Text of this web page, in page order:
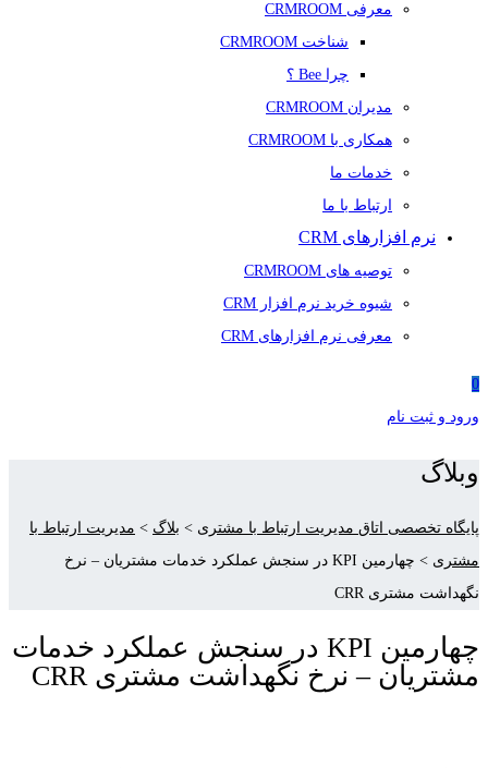
معرفی CRMROOM
شناخت CRMROOM
چرا Bee ؟
مدیران CRMROOM
همکاری با CRMROOM
خدمات ما
ارتباط با ما
نرم افزارهای CRM
توصیه های CRMROOM
شیوه خرید نرم افزار CRM
معرفی نرم افزارهای CRM
0
ورود و ثبت نام
وبلاگ
پایگاه تخصصی اتاق مدیریت ارتباط با مشتری > بلاگ > مدیریت ارتباط با
مشتری >
چهارمین KPI در سنجش عملکرد خدمات مشتریان – نرخ
نگهداشت مشتری CRR
چهارمین KPI در سنجش عملکرد خدمات
مشتریان – نرخ نگهداشت مشتری CRR